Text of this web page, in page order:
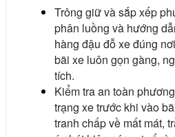
Trông giữ và sắp xếp
phân luồng và hướng
hàng đậu đỗ xe đúng
bãi xe luôn gọn gàng,
tích.
Kiểm tra an toàn
trạng xe trước khi vào
tranh chấp về mất mát,